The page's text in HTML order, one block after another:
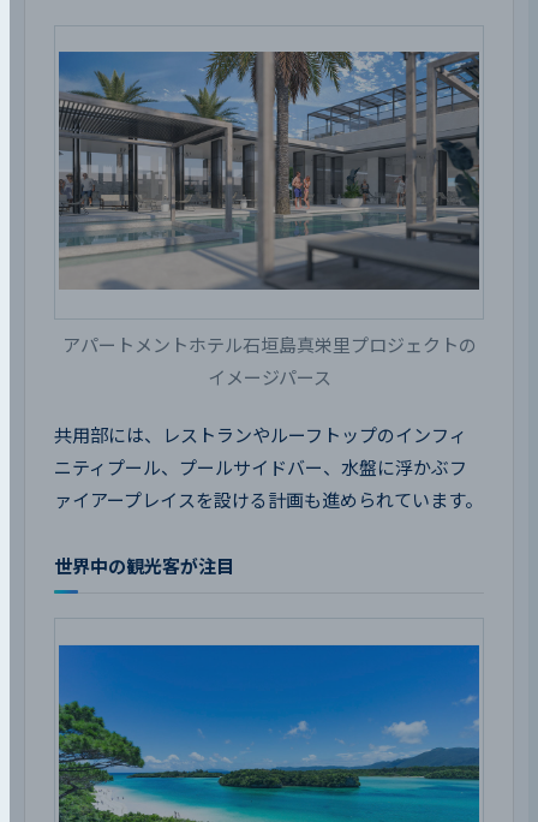
アパートメントホテル石垣島真栄里プロジェクトの
イメージパース
共用部には、レストランやルーフトップのインフィ
ニティプール、プールサイドバー、水盤に浮かぶフ
ァイアープレイスを設ける計画も進められています。
世界中の観光客が注目